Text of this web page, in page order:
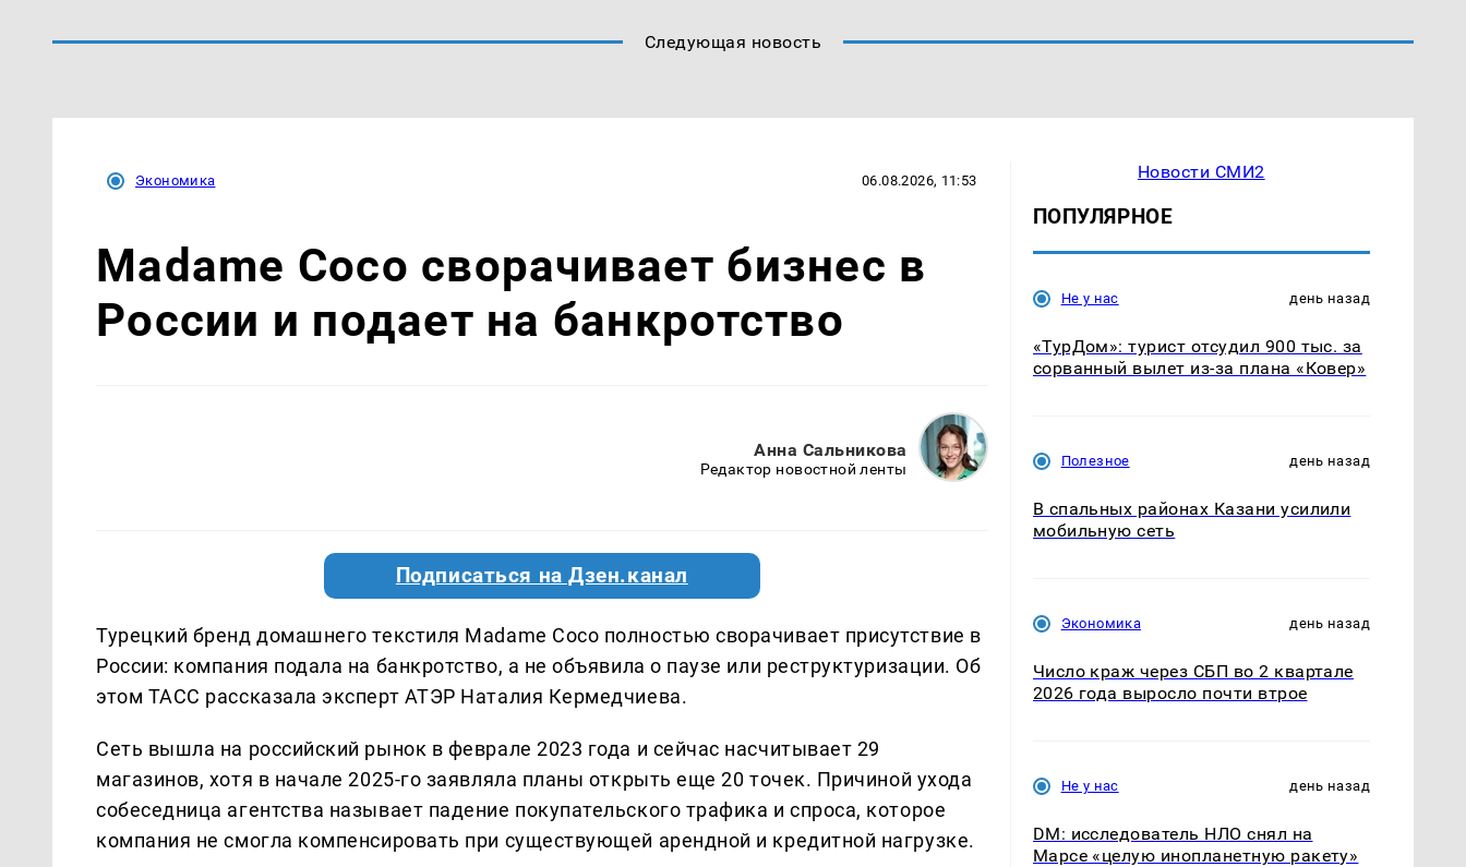
Следующая новость
Экономика 06.08.2026, 11:53
Madame Coco сворачивает бизнес в
России и подает на банкротство
Анна Сальникова
Редактор новостной ленты
Подписаться на Дзен.канал
Турецкий бренд домашнего текстиля Madame Coco полностью сворачивает присутствие в
России: компания подала на банкротство, а не объявила о паузе или реструктуризации. Об
этом ТАСС рассказала эксперт АТЭР Наталия Кермедчиева.
Сеть вышла на российский рынок в феврале 2023 года и сейчас насчитывает 29
магазинов, хотя в начале 2025-го заявляла планы открыть еще 20 точек. Причиной ухода
собеседница агентства называет падение покупательского трафика и спроса, которое
компания не смогла компенсировать при существующей арендной и кредитной нагрузке.
Новости СМИ2
ПОПУЛЯРНОЕ
Не у нас день назад
«ТурДом»: турист отсудил 900 тыс. за
сорванный вылет из-за плана «Ковер»
Полезное день назад
В спальных районах Казани усилили
мобильную сеть
Экономика день назад
Число краж через СБП во 2 квартале
2026 года выросло почти втрое
Не у нас день назад
DM: исследователь НЛО снял на
Марсе «целую инопланетную ракету»